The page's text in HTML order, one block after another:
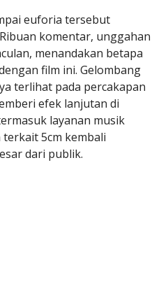
euforia tersebut
komentar, unggahan
menandakan betapa
film ini. Gelombang
terlihat pada percakapan
efek lanjutan di
layanan musik
5cm kembali
dari publik.